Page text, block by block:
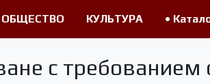
ОБЩЕСТВО КУЛЬТУРА •
с